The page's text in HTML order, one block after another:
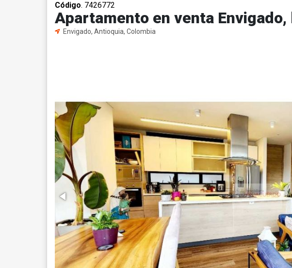
Código. 7426772
Apartamento en venta
Envigado, Antioquia, Colombia